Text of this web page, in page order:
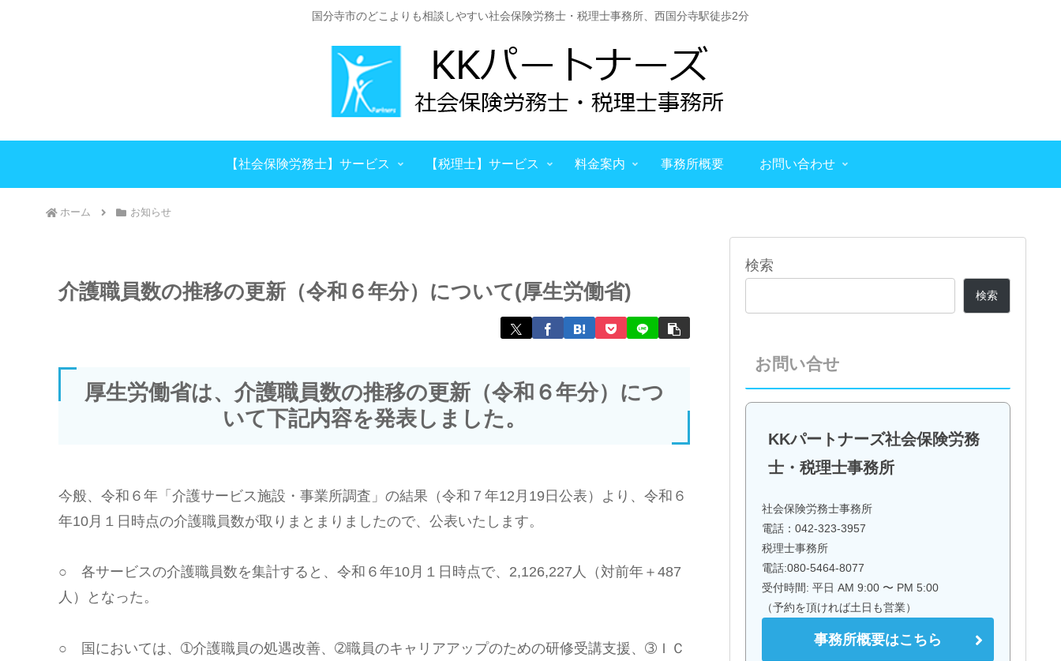
国分寺市のどこよりも相談しやすい社会保険労務士・税理士事務所、西国分寺駅徒歩2分
【社会保険労務士】サービス 【税理士】サービス 料金案内 事務所概要 お問い合わせ
ホーム お知らせ
介護職員数の推移の更新（令和６年分）について(厚生労働省)
厚生労働省は、介護職員数の推移の更新（令和６年分）につ
いて下記内容を発表しました。
今般、令和６年「介護サービス施設・事業所調査」の結果（令和７年12月19日公表）より、令和６
年10月１日時点の介護職員数が取りまとまりましたので、公表いたします。
○ 各サービスの介護職員数を集計すると、令和６年10月１日時点で、2,126,227人（対前年＋487
人）となった。
○ 国においては、➀介護職員の処遇改善、➁職員のキャリアアップのための研修受講支援、➂ＩＣ
検索
検索
お問い合せ
KKパートナーズ社会保険労務
士・税理士事務所
社会保険労務士事務所
電話：042-323-3957
税理士事務所
電話:080-5464-8077
受付時間: 平日 AM 9:00 〜 PM 5:00
（予約を頂ければ土日も営業）
事務所概要はこちら